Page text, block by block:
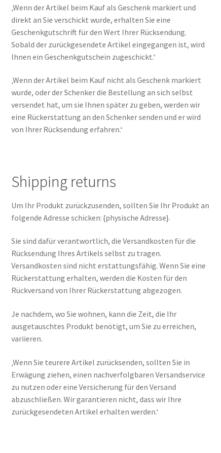
‚Wenn der Artikel beim Kauf als Geschenk markiert und
direkt an Sie verschickt wurde, erhalten Sie eine
Geschenkgutschrift für den Wert Ihrer Rücksendung.
Sobald der zurückgesendete Artikel eingegangen ist, wird
Ihnen ein Geschenkgutschein zugeschickt.‘
‚Wenn der Artikel beim Kauf nicht als Geschenk markiert
wurde, oder der Schenker die Bestellung an sich selbst
versendet hat, um sie Ihnen später zu geben, werden wir
eine Rückerstattung an den Schenker senden und er wird
von Ihrer Rücksendung erfahren.‘
Shipping returns
Um Ihr Produkt zurückzusenden, sollten Sie Ihr Produkt an
folgende Adresse schicken: {physische Adresse}.
Sie sind dafür verantwortlich, die Versandkosten für die
Rücksendung Ihres Artikels selbst zu tragen.
Versandkosten sind nicht erstattungsfähig. Wenn Sie eine
Rückerstattung erhalten, werden die Kosten für den
Rückversand von Ihrer Rückerstattung abgezogen.
Je nachdem, wo Sie wohnen, kann die Zeit, die Ihr
ausgetauschtes Produkt benötigt, um Sie zu erreichen,
variieren.
‚Wenn Sie teurere Artikel zurücksenden, sollten Sie in
Erwägung ziehen, einen nachverfolgbaren Versandservice
zu nutzen oder eine Versicherung für den Versand
abzuschließen. Wir garantieren nicht, dass wir Ihre
zurückgesendeten Artikel erhalten werden.‘